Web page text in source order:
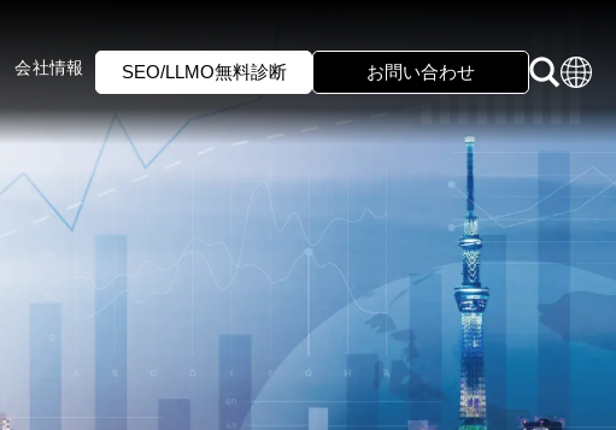
会社情報 SEO/LLMO無料診断 お問い合わせ